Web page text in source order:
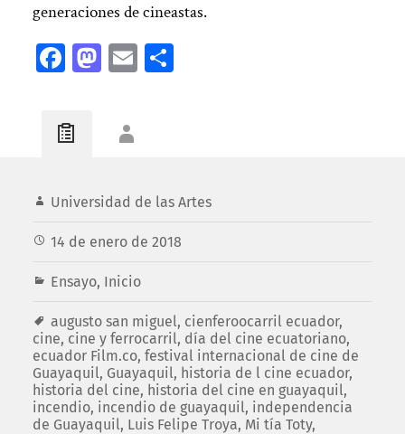
generaciones de cineastas.
Facebook
Mastodon
EmailCompartir
Universidad de las Artes
14 de enero de 2018
Ensayo, Inicio
augusto san miguel, cienferoocarril ecuador,
cine, cine y ferrocarril, día del cine ecuatoriano,
ecuador Film.co, festival internacional de cine de
Guayaquil, Guayaquil, historia de l cine ecuador,
historia del cine, historia del cine en guayaquil,
incendio, incendio de guayaquil, independencia
de Guayaquil, Luis Felipe Troya, Mi tía Toty,